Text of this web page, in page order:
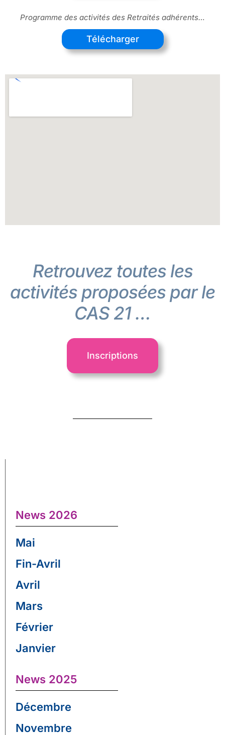
Programme des activités des Retraités adhérents…
Télécharger
Retrouvez toutes les
activités proposées par le
CAS 21 …
Inscriptions
News 2026
Mai
Fin-Avril
Avril
Mars
Février
Janvier
News 2025
Décembre
Novembre